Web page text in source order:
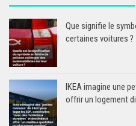
Que signifie le
certaines voitures ?
IKEA imagine une
offrir un logement